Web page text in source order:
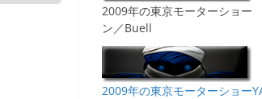
2009年の東京モーターショー
ン／Buell
2009年の東京モーターショー